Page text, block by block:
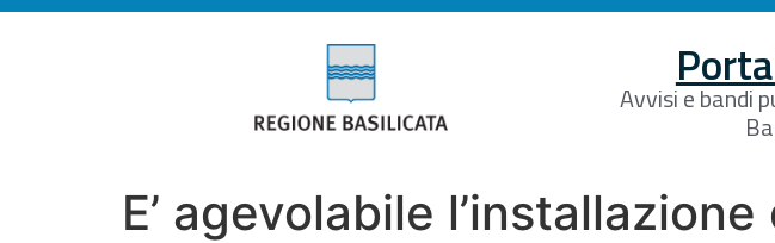
Avvisi e bandi
E’ agevolabile